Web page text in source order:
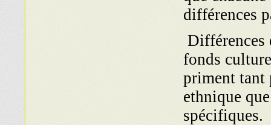
diffé­rences
Différences
fonds
priment tant
ethnique
spécifiques.